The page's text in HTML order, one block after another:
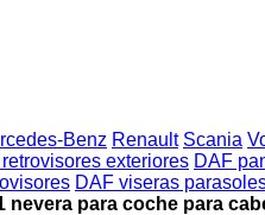
Benz Renault Scania
exteriores DAF
DAF viseras
nevera para coche para